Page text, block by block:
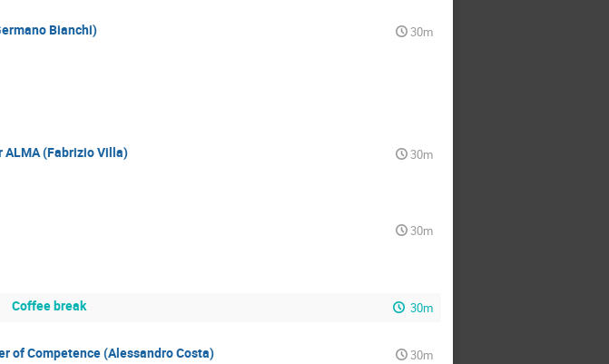
Bianchi)
30m
ALMA (Fabrizio Villa)
30m
30m
Coffee break 30m
of Competence (Alessandro Costa)
30m